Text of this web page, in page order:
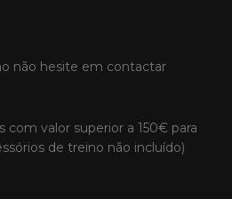
não hesite em contactar
com valor superior a 150€ para
de treino não incluído)